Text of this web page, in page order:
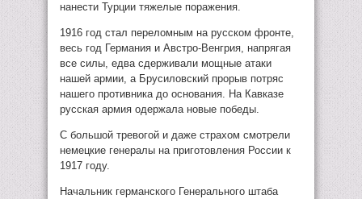
нанести Турции тяжелые поражения.
1916 год стал переломным на русском фронте,
весь год Германия и Австро-Венгрия, напрягая
все силы, едва сдерживали мощные атаки
нашей армии, а Брусиловский прорыв потряс
нашего противника до основания. На Кавказе
русская армия одержала новые победы.
С большой тревогой и даже страхом смотрели
немецкие генералы на приготовления России к
1917 году.
Начальник германского Генерального штаба